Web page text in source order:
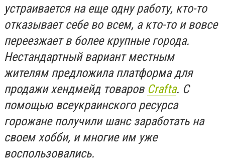
устраивается на еще одну работу, кто-то
отказывает себе во всем, а кто-то и вовсе
переезжает в более крупные города.
Нестандартный вариант местным
жителям предложила платформа для
продажи хендмейд товаров Crafta. С
помощью всеукраинского ресурса
горожане получили шанс заработать на
своем хобби, и многие им уже
воспользовались.